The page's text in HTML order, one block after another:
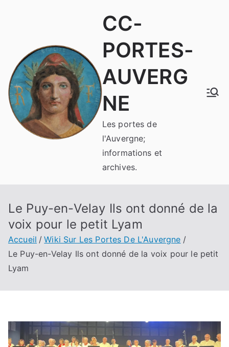
CC-
PORTES-
AUVERG
NE
Les portes de
l'Auvergne;
informations et
archives.
Le Puy-en-Velay Ils ont donné de la
voix pour le petit Lyam
Accueil
Wiki Sur Les Portes De L'Auvergne
Le Puy-en-Velay Ils ont donné de la voix pour le petit
Lyam